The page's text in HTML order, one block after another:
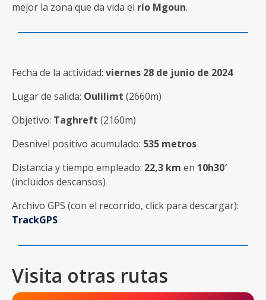
mejor la zona que da vida el río Mgoun.
Fecha de la actividad: viernes 28 de junio de 2024
Lugar de salida: Oulilimt (2660m)
Objetivo: Taghreft (2160m)
Desnivel positivo acumulado: 535 metros
Distancia y tiempo empleado: 22,3 km en 10h30′
(incluidos descansos)
Archivo GPS (con el recorrido, click para descargar):
TrackGPS
Visita otras rutas